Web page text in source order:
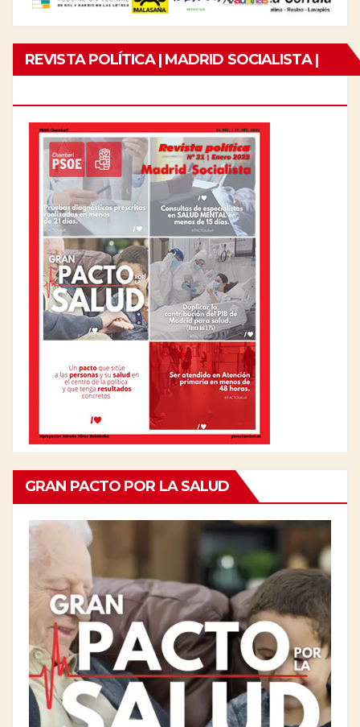
REVISTA POLÍTICA | MADRID SOCIALISTA |
GRAN PACTO POR LA SALUD